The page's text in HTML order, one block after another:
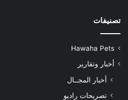
تصنيفات
Hawaha Pets
أخبار وتقارير
أخبار المجــال
تصريحات راديو